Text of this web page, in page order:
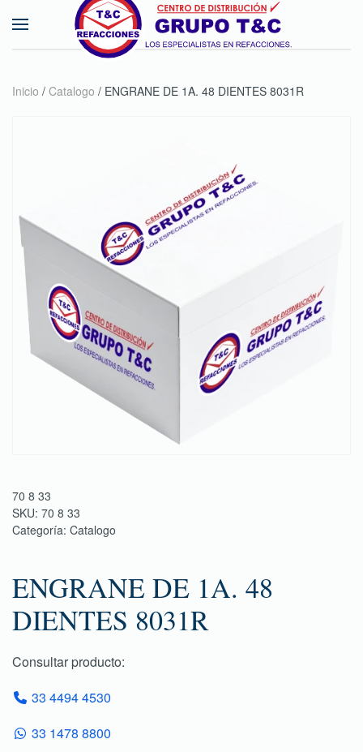
Skip to main content
Inicio / Catalogo / ENGRANE DE 1A. 48 DIENTES 8031R
70 8 33
SKU: 70 8 33
Categoría: Catalogo
ENGRANE DE 1A. 48
DIENTES 8031R
Consultar producto:
33 4494 4530
33 1478 8800